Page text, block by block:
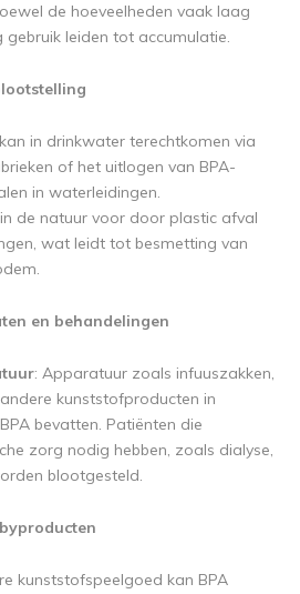
de hoeveelheden vaak laag
gebruik leiden tot accumulatie.
in drinkwater terechtkomen via
of het uitlogen van BPA-
in waterleidingen.
de natuur voor door plastic afval
wat leidt tot besmetting van
en behandelingen
: Apparatuur zoals infuuszakken,
kunststofproducten in
bevatten. Patiënten die
zorg nodig hebben, zoals dialyse,
blootgesteld.
kunststofspeelgoed kan BPA